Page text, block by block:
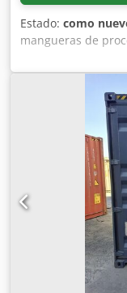
Estado: como
mangueras de
63 unidades –
inoxidable –
Nf Aisfx Afajr –
mangueras
sido
han sido
No se ha
mangueras.
Industria de
Tecnología de
repuestos Incluye
tamaño/peso.
comercio. Se
690 € negociables